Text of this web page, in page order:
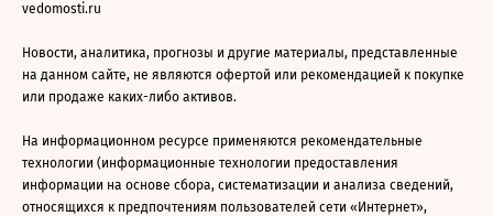
vedomosti.ru
Новости, аналитика, прогнозы и другие материалы, представленные
на данном сайте, не являются офертой или рекомендацией к покупке
или продаже каких-либо активов.
На информационном ресурсе применяются рекомендательные
технологии (информационные технологии предоставления
информации на основе сбора, систематизации и анализа сведений,
относящихся к предпочтениям пользователей сети «Интернет»,